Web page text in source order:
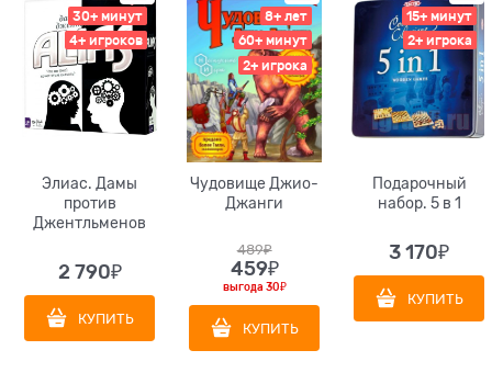
30+ минут
4+ игроков
Элиас. Дамы
против
Джентльменов
2 790₽
КУПИТЬ
8+ лет
60+ минут
2+ игрока
Чудовище Джио-
Джанги
489₽
459₽
выгода 30₽
КУПИТЬ
15+ минут
2+ игрока
Подарочный
набор. 5 в 1
3 170₽
КУПИТЬ